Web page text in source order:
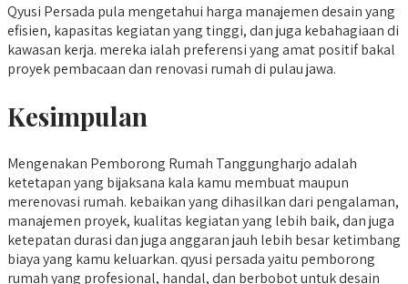
Qyusi Persada pula mengetahui harga manajemen desain yang
efisien, kapasitas kegiatan yang tinggi, dan juga kebahagiaan di
kawasan kerja. mereka ialah preferensi yang amat positif bakal
proyek pembacaan dan renovasi rumah di pulau jawa.
Kesimpulan
Mengenakan Pemborong Rumah Tanggungharjo adalah
ketetapan yang bijaksana kala kamu membuat maupun
merenovasi rumah. kebaikan yang dihasilkan dari pengalaman,
manajemen proyek, kualitas kegiatan yang lebih baik, dan juga
ketepatan durasi dan juga anggaran jauh lebih besar ketimbang
biaya yang kamu keluarkan. qyusi persada yaitu pemborong
rumah yang profesional, handal, dan berbobot untuk desain